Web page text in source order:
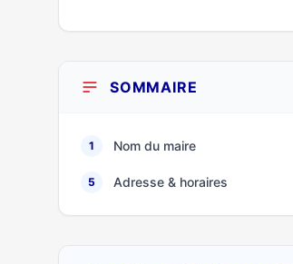
SOMMAIRE
1 Nom du maire
5 Adresse & horaires